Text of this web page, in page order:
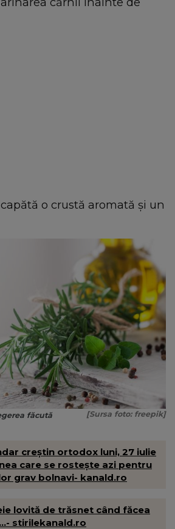
o crustă aromată și un
făcută [Sursa foto: freepik]
creștin ortodox luni, 27 iulie
care se rostește azi pentru
grav bolnavi- kanald.ro
lovită de trăsnet când făcea
stirilekanald.ro